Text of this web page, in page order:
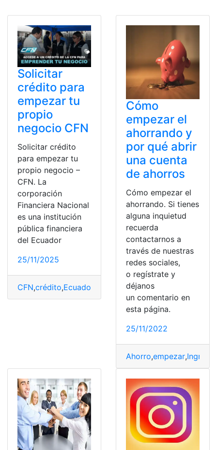
Solicitar
crédito para
empezar tu
propio
negocio CFN
Solicitar crédito
para empezar tu
propio negocio –
CFN. La
corporación
Financiera Nacional
es una institución
pública financiera
del Ecuador
25/11/2025
CFN,crédito,Ecuador empezar,top2
Cómo
empezar el
ahorrando y
por qué abrir
una cuenta
de ahorros
Cómo empezar el
ahorrando. Si tienes
alguna inquietud
recuerda
contactarnos a
través de nuestras
redes sociales,
o regístrate y
déjanos
un comentario en
esta página.
25/11/2022
Ahorro,empezar,